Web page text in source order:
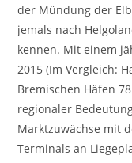
der Mündung der
jemals nach
kennen. Mit einem
2015 (Im Vergleich:
Bremischen Häfen
regionaler
Marktzuwächse mit
Terminals an